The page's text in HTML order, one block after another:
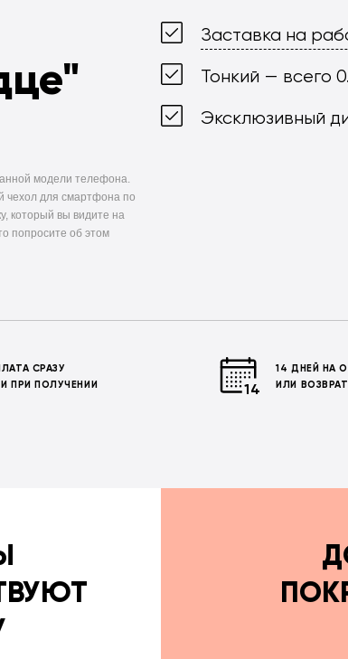
модели телефона.
чехол для смартфона по
который вы видите на
попросите об этом
Заставка на
Тонкий — всего
Эксклюзивный
СРАЗУ
ПРИ ПОЛУЧЕНИИ
14 ДНЕЙ НА
ИЛИ ВОЗВРАТ